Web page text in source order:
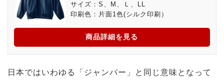
サイズ：S、M、Ｌ、LL
印刷色：片面1色(シルク印刷）
商品詳細を見る
日本ではいわゆる「ジャンパー」と同じ意味となって